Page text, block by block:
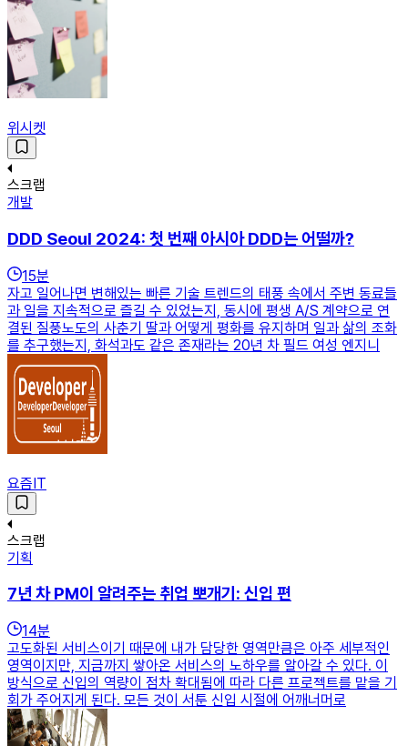
위시켓
스크랩
개발
DDD Seoul 2024: 첫 번째 아시아 DDD는 어떨까?
15분
자고 일어나면 변해있는 빠른 기술 트렌드의 태풍 속에서 주변 동료들
과 일을 지속적으로 즐길 수 있었는지, 동시에 평생 A/S 계약으로 연
결된 질풍노도의 사춘기 딸과 어떻게 평화를 유지하며 일과 삶의 조화
를 추구했는지, 화석과도 같은 존재라는 20년 차 필드 여성 엔지니
요즘IT
스크랩
기획
7년 차 PM이 알려주는 취업 뽀개기: 신입 편
14분
고도화된 서비스이기 때문에 내가 담당한 영역만큼은 아주 세부적인
영역이지만, 지금까지 쌓아온 서비스의 노하우를 알아갈 수 있다. 이
방식으로 신입의 역량이 점차 확대됨에 따라 다른 프로젝트를 맡을 기
회가 주어지게 된다. 모든 것이 서툰 신입 시절에 어깨너머로